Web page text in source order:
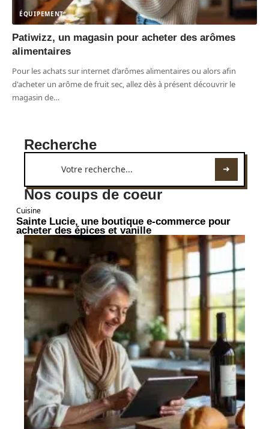
ÉQUIPEMENT
Patiwizz, un magasin pour acheter des arômes
alimentaires
Pour les achats sur internet d’arômes alimentaires ou alors afin
d'acheter un arôme de fruit sec, allez dès à présent découvrir le
magasin de…
Recherche
Nos coups de coeur
Cuisine
Sainte Lucie, une boutique e-commerce pour
acheter des épices et vanille